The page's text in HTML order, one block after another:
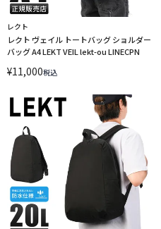
レクト
レクト ヴェイル トートバッグ ショルダー
バッグ A4 LEKT VEIL lekt-ou LINECPN
¥11,000税込